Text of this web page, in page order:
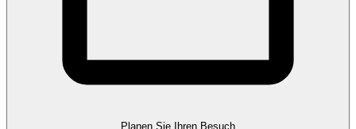
Planen Sie Ihren Besuch